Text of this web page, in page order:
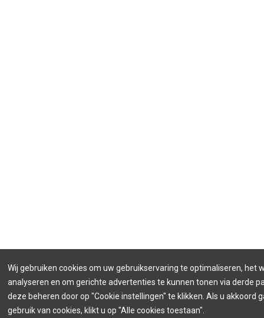
Wij gebruiken cookies om uw gebruikservaring te optimaliseren, het
analyseren en om gerichte advertenties te kunnen tonen via derde
deze beheren door op "Cookie instellingen" te klikken. Als u akkoord
gebruik van cookies, klikt u op "Alle cookies toestaan".